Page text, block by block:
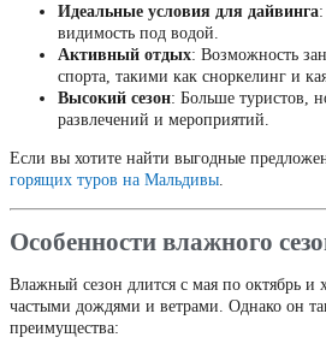
Идеальные условия для дайвинга
видимость под водой.
Активный отдых: Возможность
спорта, такими как сноркелинг и
Высокий сезон: Больше туристов,
развлечений и мероприятий.
Если вы хотите найти выгодные
горящих туров на Мальдивы
Особенности влажного
Влажный сезон длится с мая по октябрь и
частыми дождями и ветрами. Однако он
преимущества: